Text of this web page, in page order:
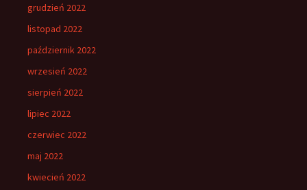
grudzień 2022
listopad 2022
październik 2022
wrzesień 2022
sierpień 2022
lipiec 2022
czerwiec 2022
maj 2022
kwiecień 2022